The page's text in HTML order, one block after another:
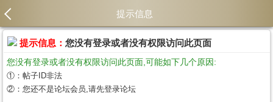
提示信息
提示信息： 您没有登录或者没有权限访问此页面
您没有登录或者没有权限访问此页面,可能如下几个原因:
①：帖子ID非法
②：您还不是论坛会员,请先登录论坛